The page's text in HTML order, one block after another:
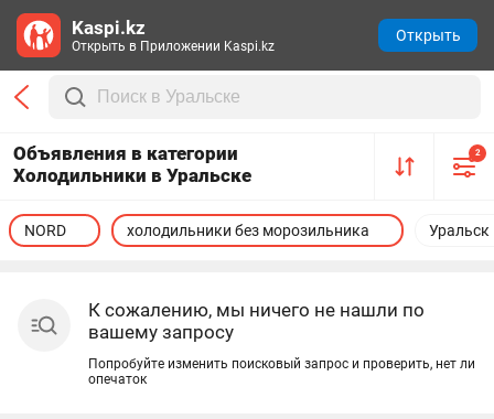
Объявления в категории
Холодильники в Уральске
2
Уральск
NORD холодильники без морозильника
К сожалению, мы ничего не нашли по
вашему запросу
Попробуйте изменить поисковый запрос и проверить, нет ли
опечаток
Kaspi.kz
Открыть в Приложении Kaspi.kz
Открыть